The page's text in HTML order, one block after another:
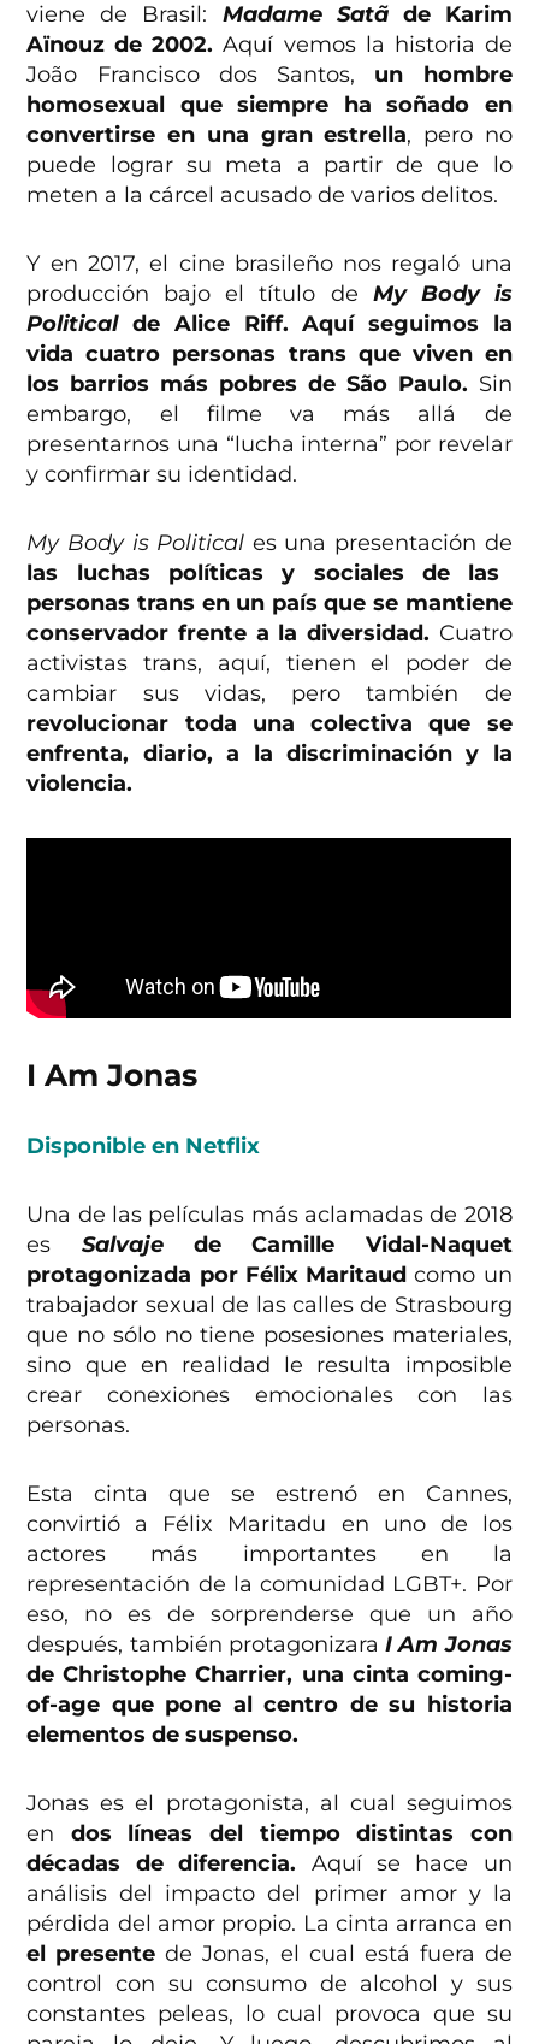
viene de Brasil: Madame Satã de Karim
Aïnouz de 2002. Aquí vemos la historia de
João Francisco dos Santos, un hombre
homosexual que siempre ha soñado en
convertirse en una gran estrella, pero no
puede lograr su meta a partir de que lo
meten a la cárcel acusado de varios delitos.
Y en 2017, el cine brasileño nos regaló una
producción bajo el título de My Body is
Politicalde Alice Riff. Aquí seguimos la
vida cuatro personas trans que viven en
los barrios más pobres de São Paulo. Sin
embargo, el filme va más allá de
presentarnos una “lucha interna” por revelar
y confirmar su identidad.
My Body is Political es una presentación de
las luchas políticas y sociales de las
personas trans en un país que se mantiene
conservador frente a la diversidad. Cuatro
activistas trans, aquí, tienen el poder de
cambiar sus vidas, pero también de
revolucionar toda una colectiva que se
enfrenta, diario, a la discriminación y la
violencia.
I Am Jonas
Disponible en Netflix
Una de las películas más aclamadas de 2018
es Salvajede Camille Vidal-Naquet
protagonizada por Félix Maritaud como un
trabajador sexual de las calles de Strasbourg
que no sólo no tiene posesiones materiales,
sino que en realidad le resulta imposible
crear conexiones emocionales con las
personas.
Esta cinta que se estrenó en Cannes,
convirtió a Félix Maritadu en uno de los
actores más importantes en la
representación de la comunidad LGBT+. Por
eso, no es de sorprenderse que un año
después, también protagonizaraI Am Jonas
de Christophe Charrier, una cinta coming-
of-age que pone al centro de su historia
elementos de suspenso.
Jonas es el protagonista, al cual seguimos
en dos líneas del tiempo distintas con
décadas de diferencia. Aquí se hace un
análisis del impacto del primer amor y la
pérdida del amor propio. La cinta arranca en
el presente de Jonas, el cual está fuera de
control con su consumo de alcohol y sus
constantes peleas, lo cual provoca que su